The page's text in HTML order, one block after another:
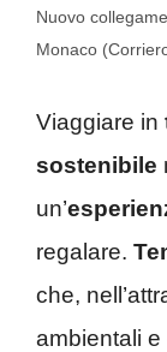
Nuovo
Monaco
Viaggiare in
sostenibile
un’
regalare.
che,
ambientali